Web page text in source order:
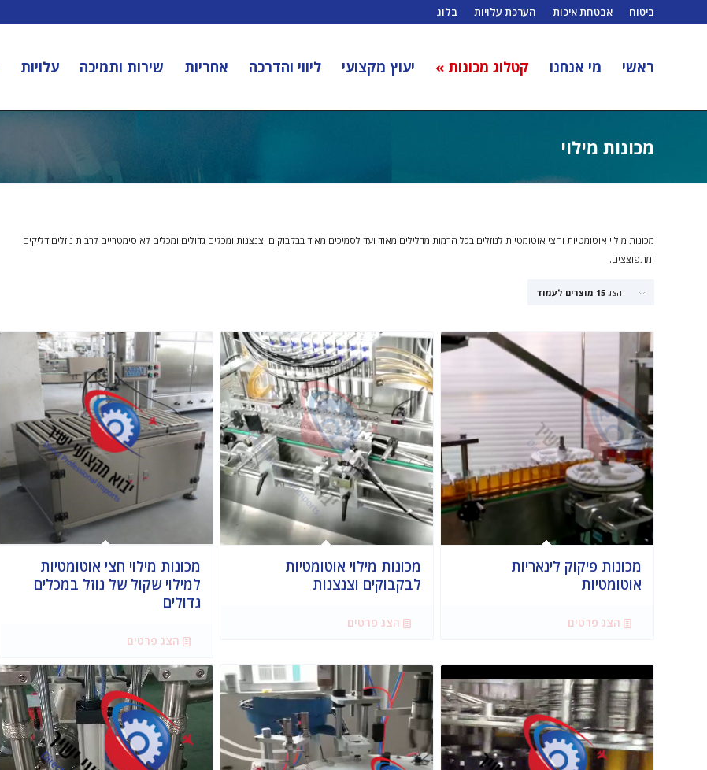
ביטוח אבטחת איכות הערכת עלויות בלוג
ראשי מי אנחנו קטלוג מכונות » יעוץ מקצועי ליווי והדרכה אחריות שירות ותמיכה עלויות
מכונות מילוי
מכונות מילוי אוטומטיות וחצי אוטומטיות לנוזלים בכל הרמות מדלילים מאוד ועד לסמיכים מאוד בבקבוקים וצנצנות ומכלים גדולים ומכלים לא סימטריים לרבות נוזלים דליקים
ומתפוצצים.
הצג 15 מוצרים לעמוד
מכונות פיקוק לינאריות
אוטומטיות
הצג פרטים
מכונות מילוי אוטומטיות
לבקבוקים וצנצנות
הצג פרטים
מכונות מילוי חצי אוטומטיות
למילוי שקול של נוזל במכלים
גדולים
הצג פרטים